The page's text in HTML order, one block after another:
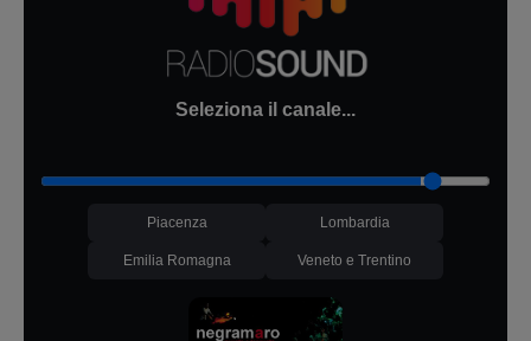
Seleziona il canale...
Piacenza Lombardia
Emilia Romagna Veneto e Trentino